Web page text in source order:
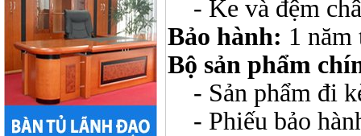
- Ke và đệm
Bảo hành: 1 năm
Bộ sản phẩm
- Sản phẩm đi
- Phiếu bảo